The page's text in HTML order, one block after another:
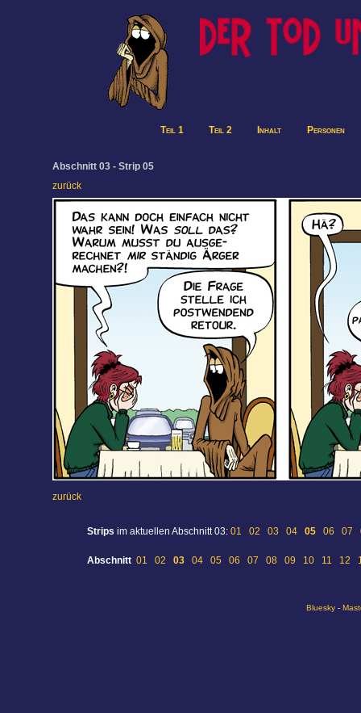
Teil 1 Teil 2 Inhalt Personen
Abschnitt 03 - Strip 05
zurück
zurück
Strips im aktuellen Abschnitt 03: 01 02 03 04 05 06 07
Abschnitt 01 02 03 04 05 06 07 08 09 10 11 12
Bluesky-